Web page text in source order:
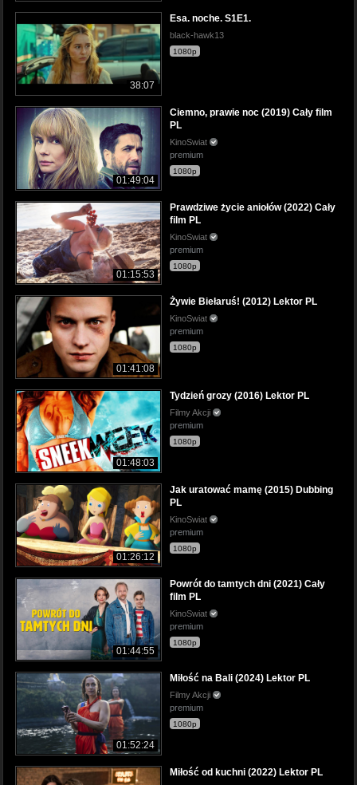
38:07
Esa. noche. S1E1.
black-hawk13
1080p
01:49:04
Ciemno, prawie noc (2019) Cały film
PL
KinoSwiat
premium
1080p
01:15:53
Prawdziwe życie aniołów (2022) Cały
film PL
KinoSwiat
premium
1080p
01:41:08
Żywie Biełaruś! (2012) Lektor PL
KinoSwiat
premium
1080p
01:48:03
Tydzień grozy (2016) Lektor PL
Filmy Akcji
premium
1080p
01:26:12
Jak uratować mamę (2015) Dubbing
PL
KinoSwiat
premium
1080p
01:44:55
Powrót do tamtych dni (2021) Cały
film PL
KinoSwiat
premium
1080p
01:52:24
Miłość na Bali (2024) Lektor PL
Filmy Akcji
premium
1080p
Miłość od kuchni (2022) Lektor PL